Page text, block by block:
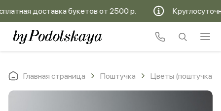
доставка букетов от 2500 р.
Главная страница Поштучка Цветы (поштучка)